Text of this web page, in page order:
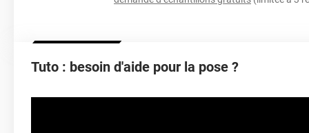
Dépose
Retrait facile
Tuto : besoin d'aide pour la pose ?